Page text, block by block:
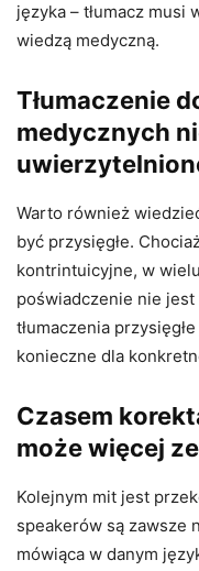
języka – tłumacz musi
wiedzą medyczną.
Tłumaczenie
medycznych
Warto również
być przysięgłe.
kontrintuicyjne, w
poświadczenie nie
tłumaczenia
konieczne dla
Czasem
może więcej
Kolejnym mit jest
speakerów są zawsze
mówiąca w danym